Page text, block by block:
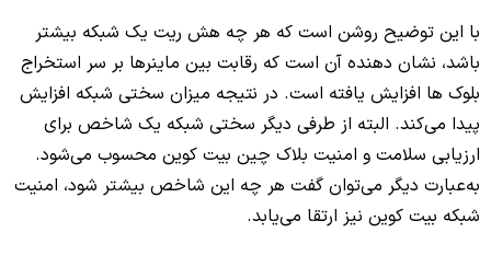
با این توضیح روشن است که هر چه هش ریت یک شبکه بیشتر
باشد، نشان دهنده آن است که رقابت بین ماینرها بر سر استخراج
بلوک‌ ها افزایش یافته است. در نتیجه میزان سختی شبکه افزایش
پیدا می‌کند. البته از طرفی دیگر سختی شبکه یک شاخص برای
ارزیابی سلامت و امنیت بلاک‌ چین بیت کوین محسوب می‌شود.
به‌عبارت دیگر می‌توان گفت هر چه این شاخص بیشتر شود، امنیت
شبکه بیت‌ کوین نیز ارتقا می‌یابد.